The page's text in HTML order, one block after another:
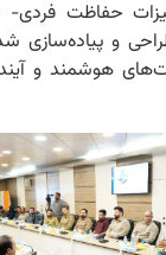
طراحی و پیاده‌سازی
هوشمند و